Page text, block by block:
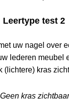
Leertype test 2
uw nagel over
lederen meubel
(lichtere) kras
kras